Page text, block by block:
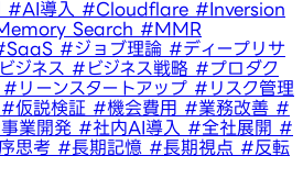
#AI導入 #Cloudflare #Inversion
Search #MMR
#ジョブ理論 #ディープリサ
ジネス #ビジネス戦略 #プロダク
#リーンスタートアップ #リスク管理
#仮説検証 #機会費用 #業務改善 #
業開発 #社内AI導入 #全社展開 #
思考 #長期記憶 #長期視点 #反転